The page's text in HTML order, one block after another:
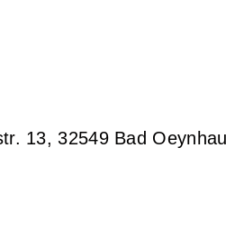
13, 32549 Bad